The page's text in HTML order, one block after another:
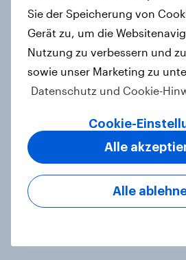
2026: Wirtschaft,
Wohnen sind die
Themen – CDU
Cem Özdemir als
Artikel
Zeitenwende 2.0 – Wie
Europäerinnen und
transatlantischen
wahrnehmen
Sie der Speicherung von
Gerät zu, um die
Nutzung zu verbessern und
sowie unser Marketing zu
Datenschutz und Cookie-
Cookie-
Alle
Alle